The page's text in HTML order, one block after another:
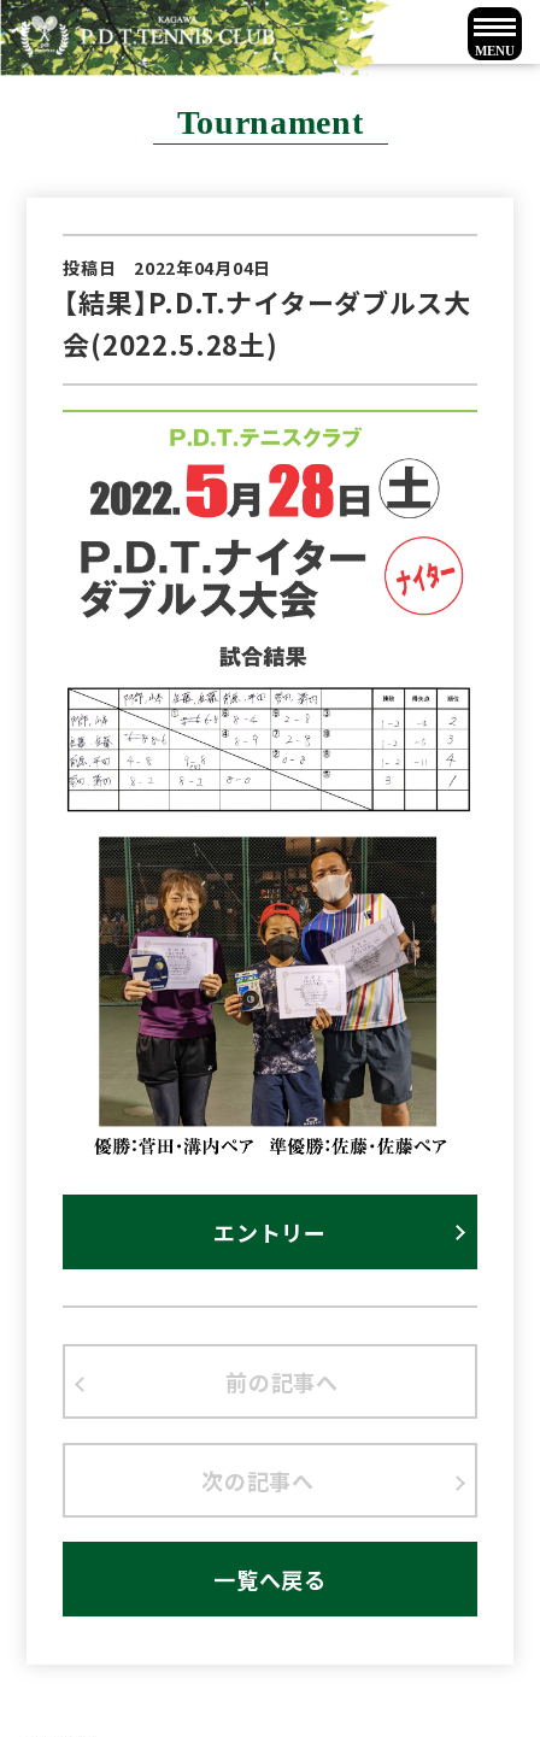
Tournament
投稿日 2022年04月04日
【結果】P.D.T.ナイターダブルス大
会(2022.5.28土)
エントリー
前の記事へ
一覧へ戻る
次の記事へ